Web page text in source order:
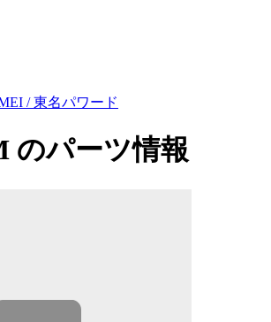
/ 東名パワード
のパーツ情報